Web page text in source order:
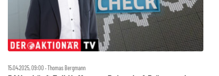
15.04.2025, 09:00 ‧ Thomas Bergmann